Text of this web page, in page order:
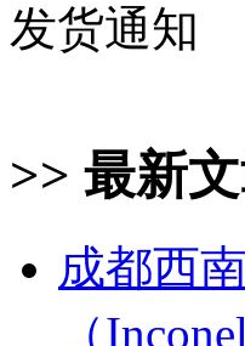
发货通知
>> 最新
成都西
（